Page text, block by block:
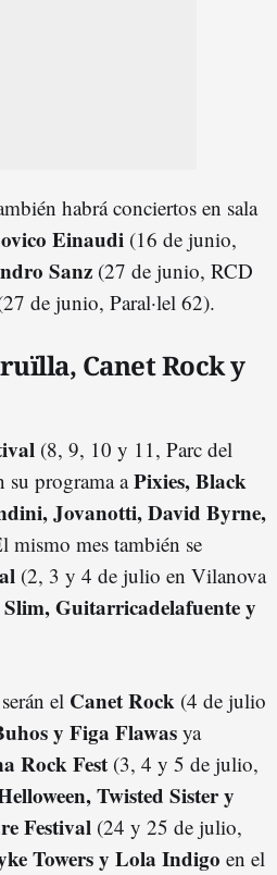
habrá conciertos en sala
Einaudi (16 de junio,
Sanz (27 de junio, RCD
de junio, Paral·lel 62).
Canet Rock y
(8, 9, 10 y 11, Parc del
su programa aPixies, Black
Jovanotti, David Byrne,
mismo mes también se
(2, 3 y 4 de julio en Vilanova
Guitarricadelafuente y
serán el Canet Rock (4 de julio
y Figa Flawas ya
Rock Fest (3, 4 y 5 de julio,
Twisted Sister y
Festival (24 y 25 de julio,
Towers y Lola Indigo en el